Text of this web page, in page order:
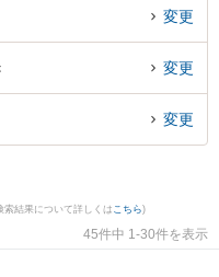
所の辻井 康喜弁護士やミカン法
の山口 智之弁護士のプロフィー
士に相談したい』『相続手続き
索したい』『初回相談無料で相
相談予約したい』などでお困り
変更
変更
変更
索結果について詳しくは こちら)
45件中 1-30件を表示